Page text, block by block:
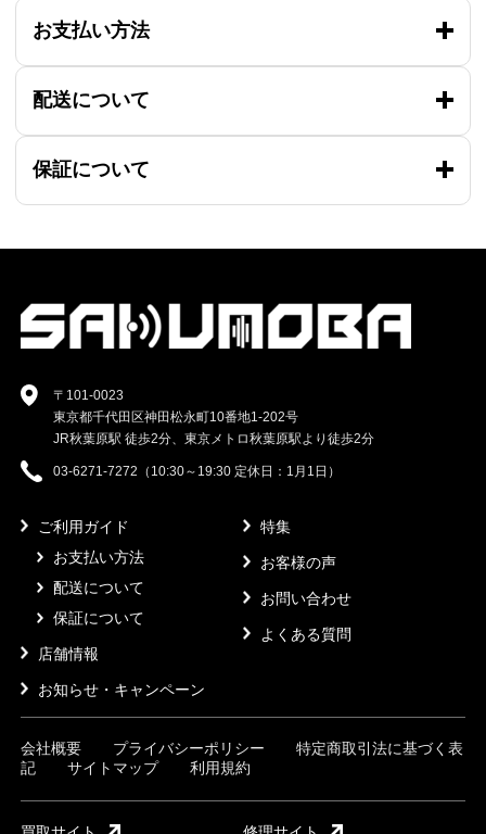
お支払い方法
配送について
保証について
〒101-0023
東京都千代田区神田松永町10番地1-202号
JR秋葉原駅 徒歩2分、東京メトロ秋葉原駅より徒歩2分
03-6271-7272（10:30～19:30 定休日：1月1日）
ご利用ガイド
お支払い方法
配送について
保証について
店舗情報
お知らせ・キャンペーン
特集
お客様の声
お問い合わせ
よくある質問
会社概要 プライバシーポリシー
特定商取引法に基づく表
記
サイトマップ 利用規約